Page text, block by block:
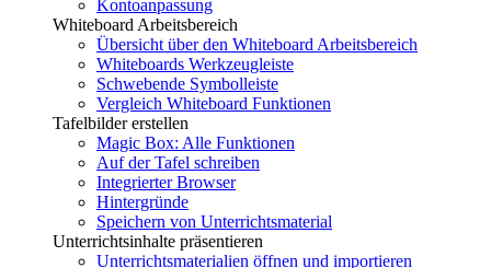
Kontoanpassung
Whiteboard Arbeitsbereich
Übersicht über den Whiteboard Arbeitsbereich
Whiteboards Werkzeugleiste
Schwebende Symbolleiste
Vergleich Whiteboard Funktionen
Tafelbilder erstellen
Magic Box: Alle Funktionen
Auf der Tafel schreiben
Integrierter Browser
Hintergründe
Speichern von Unterrichtsmaterial
Unterrichtsinhalte präsentieren
Unterrichtsmaterialien öffnen und importieren